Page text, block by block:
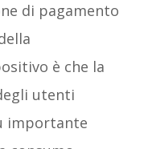
di pagamento
è che la
utenti
importante